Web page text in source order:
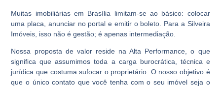
Muitas imobiliárias em Brasília limitam-se ao básico: colocar
uma placa, anunciar no portal e emitir o boleto. Para a Silveira
Imóveis, isso não é gestão; é apenas intermediação.
Nossa proposta de valor reside na Alta Performance, o que
significa que assumimos toda a carga burocrática, técnica e
jurídica que costuma sufocar o proprietário. O nosso objetivo é
que o único contato que você tenha com o seu imóvel seja o